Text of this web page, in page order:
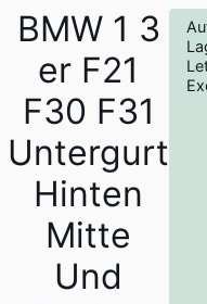
BMW 1 3
er F21
F30 F31
Untergurt
Hinten
Mitte
Und